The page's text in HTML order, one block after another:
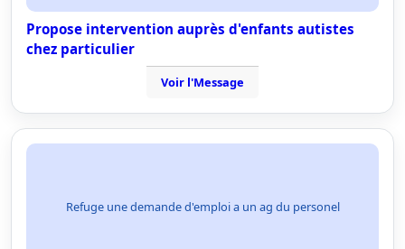
Propose intervention auprès d'enfants autistes
chez particulier
Voir l'Message
Refuge une demande d'emploi a un ag du personel